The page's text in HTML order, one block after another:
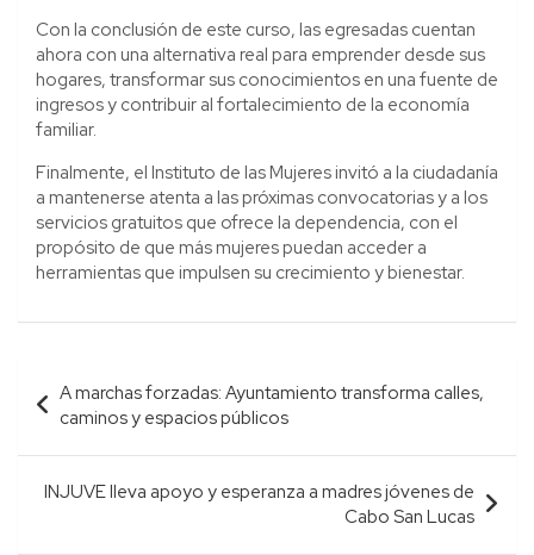
Con la conclusión de este curso, las egresadas cuentan
ahora con una alternativa real para emprender desde sus
hogares, transformar sus conocimientos en una fuente de
ingresos y contribuir al fortalecimiento de la economía
familiar.
Finalmente, el Instituto de las Mujeres invitó a la ciudadanía
a mantenerse atenta a las próximas convocatorias y a los
servicios gratuitos que ofrece la dependencia, con el
propósito de que más mujeres puedan acceder a
herramientas que impulsen su crecimiento y bienestar.
Navegación
de
entradas
A marchas forzadas: Ayuntamiento transforma calles,
caminos y espacios públicos
INJUVE lleva apoyo y esperanza a madres jóvenes de
Cabo San Lucas